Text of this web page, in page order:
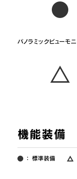
機能装備
： 標準装備